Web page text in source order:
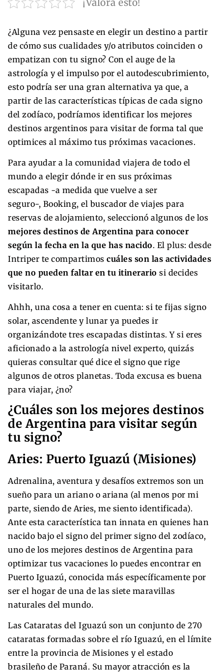
¿Alguna vez pensaste en elegir un destino a partir
de cómo sus cualidades y/o atributos coinciden o
empatizan con tu signo? Con el auge de la
astrología y el impulso por el autodescubrimiento,
esto podría ser una gran alternativa ya que, a
partir de las características típicas de cada signo
del zodíaco, podríamos identificar los mejores
destinos argentinos para visitar de forma tal que
optimices al máximo tus próximas vacaciones.
Para ayudar a la comunidad viajera de todo el
mundo a elegir dónde ir en sus próximas
escapadas -a medida que vuelve a ser
seguro-, Booking, el buscador de viajes para
reservas de alojamiento, seleccionó algunos de los
mejores destinos de Argentina para conocer
según la fecha en la que has nacido. El plus: desde
Intriper te compartimos cuáles son las actividades
que no pueden faltar en tu itinerario si decides
visitarlo.
Ahhh, una cosa a tener en cuenta: si te fijas signo
solar, ascendente y lunar ya puedes ir
organizándote tres escapadas distintas. Y si eres
aficionado a la astrología nivel experto, quizás
quieras consultar qué dice el signo que rige
algunos de otros planetas. Toda excusa es buena
para viajar, ¿no?
¿Cuáles son los mejores destinos
de Argentina para visitar según
tu signo?
Aries: Puerto Iguazú (Misiones)
Adrenalina, aventura y desafíos extremos son un
sueño para un ariano o ariana (al menos por mi
parte, siendo de Aries, me siento identificada).
Ante esta característica tan innata en quienes han
nacido bajo el signo del primer signo del zodíaco,
uno de los mejores destinos de Argentina para
optimizar tus vacaciones lo puedes encontrar en
Puerto Iguazú, conocida más específicamente por
ser el hogar de una de las siete maravillas
naturales del mundo.
Las Cataratas del Iguazú son un conjunto de 270
cataratas formadas sobre el río Iguazú, en el límite
entre la provincia de Misiones y el estado
brasileño de Paraná. Su mayor atracción es la